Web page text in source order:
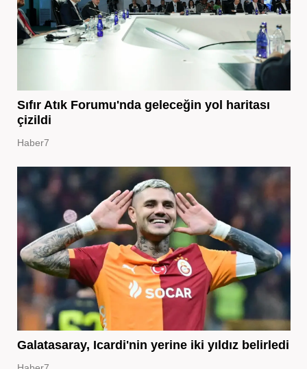
Sıfır Atık Forumu'nda geleceğin yol haritası
çizildi
Haber7
Galatasaray, Icardi'nin yerine iki yıldız belirledi